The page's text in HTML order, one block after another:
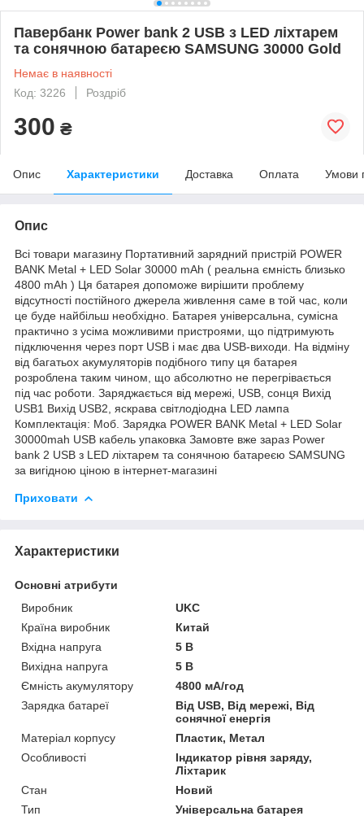
Павербанк Power bank 2 USB з LED ліхтарем
та сонячною батареєю SAMSUNG 30000 Gold
Немає в наявності
Код: 3226
Роздріб
300 ₴
Опис Характеристики Доставка Оплата Умови
Опис
Всі товари магазину Портативний зарядний пристрій POWER
BANK Metal + LED Solar 30000 mAh ( реальна ємність близько
4800 mAh ) Ця батарея допоможе вирішити проблему
відсутності постійного джерела живлення саме в той час, коли
це буде найбільш необхідно. Батарея універсальна, сумісна
практично з усіма можливими пристроями, що підтримують
підключення через порт USB і має два USB-виходи. На відміну
від багатьох акумуляторів подібного типу ця батарея
розроблена таким чином, що абсолютно не перегрівається
під час роботи. Заряджається від мережі, USB, сонця Вихід
USB1 Вихід USB2, яскрава світлодіодна LED лампа
Комплектація: Моб. Зарядка POWER BANK Metal + LED Solar
30000mah USB кабель упаковка Замовте вже зараз Power
bank 2 USB з LED ліхтарем та сонячною батареєю SAMSUNG
за вигідною ціною в інтернет-магазині
Приховати
Характеристики
Основні атрибути
Виробник
UKC
Країна виробник
Китай
Вхідна напруга
5 В
Вихідна напруга
5 В
Ємність акумулятору
4800 мА/год
Зарядка батареї
Від USB, Від мережі, Від
сонячної енергія
Матеріал корпусу
Пластик, Метал
Особливості
Індикатор рівня заряду,
Ліхтарик
Стан
Новий
Тип
Універсальна батарея